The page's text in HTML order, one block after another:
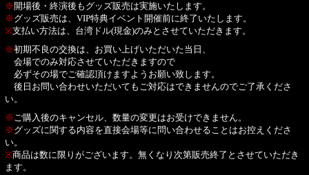
※ 開場後・終演後もグッズ販売は実施いたします。
※ グッズ販売は、VIP特典イベント開催前に終了いたします。
※支払い方法は、台湾ドル(現金)のみとさせていただきます。
※初期不良の交換は、お買い上げいただいた当日、
会場でのみ対応させていただきますので
必ずその場でご確認頂けますようお願い致します。
後日お問い合わせいただいてもご対応はできませんのでご了承くださ
い。
※ ご購入後のキャンセル、数量の変更はお受けできません。
※ グッズに関する内容を直接会場等に問い合わせることはお控えくださ
い。
※商品は数に限りがございます。無くなり次第販売終了とさせていただき
ます。